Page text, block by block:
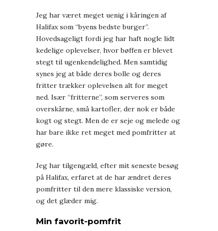
Jeg har været meget uenig i kåringen af
Halifax som “byens bedste burger”.
Hovedsageligt fordi jeg har haft nogle lidt
kedelige oplevelser, hvor bøffen er blevet
stegt til ugenkendelighed. Men samtidig
synes jeg at både deres bolle og deres
fritter trækker oplevelsen alt for meget
ned. Især “fritterne”, som serveres som
overskårne, små kartofler, der nok er både
kogt og stegt. Men de er seje og melede og
har bare ikke ret meget med pomfritter at
gøre.
Jeg har tilgengæld, efter mit seneste besøg
på Halifax, erfaret at de har ændret deres
pomfritter til den mere klassiske version,
og det glæder mig.
Min favorit-pomfrit